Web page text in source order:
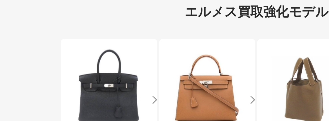
エルメス買取強化モデル